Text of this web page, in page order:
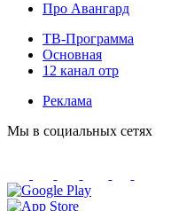
Про Авангард
ТВ-Программа
Основная
12 канал отр
Реклама
Мы в социальных сетях